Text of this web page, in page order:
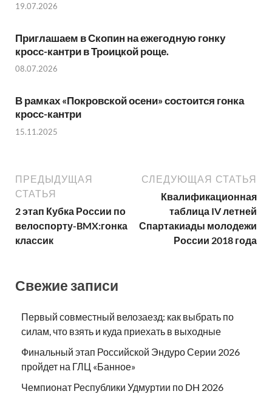
19.07.2026
Приглашаем в Скопин на ежегодную гонку
кросс-кантри в Троицкой роще.
08.07.2026
В рамках «Покровской осени» состоится гонка
кросс-кантри
15.11.2025
ПРЕДЫДУЩАЯ
СТАТЬЯ
2 этап Кубка России по
велоспорту-BMX:гонка
классик
СЛЕДУЮЩАЯ СТАТЬЯ
Квалификационная
таблица IV летней
Спартакиады молодежи
России 2018 года
Свежие записи
Первый совместный велозаезд: как выбрать по
силам, что взять и куда приехать в выходные
Финальный этап Российской Эндуро Серии 2026
пройдет на ГЛЦ «Банное»
Чемпионат Республики Удмуртии по DH 2026